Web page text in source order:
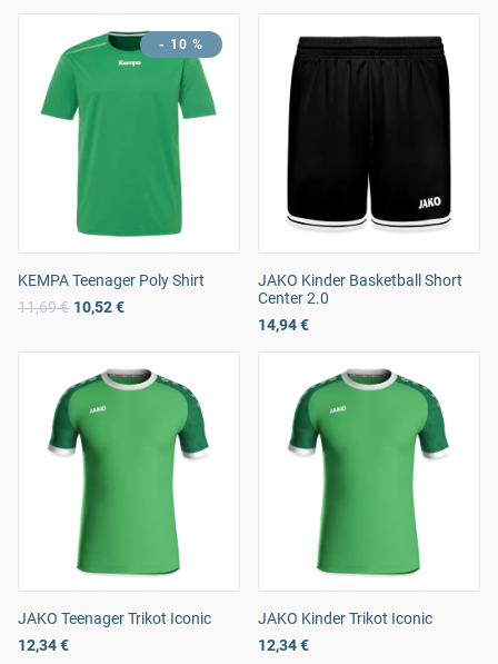
- 10 %
KEMPA Teenager Poly Shirt
11,69 € 10,52 €
JAKO Kinder Basketball Short
Center 2.0
14,94 €
JAKO Teenager Trikot Iconic
12,34 €
JAKO Kinder Trikot Iconic
12,34 €